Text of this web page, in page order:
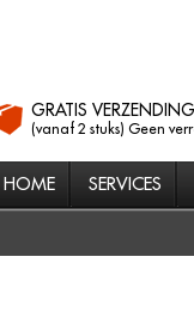
GRATIS VERZENDING
(vanaf 2 stuks) Geen
HOME SERVICES